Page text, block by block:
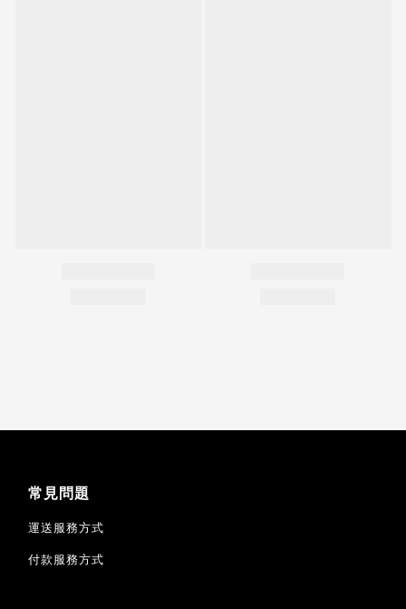
常見問題
運送服務方式
付款服務方式